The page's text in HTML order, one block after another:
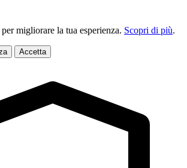
migliorare la tua esperienza. Scopri di più.
Accetta